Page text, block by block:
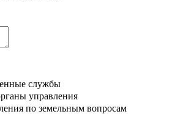
службы
управления
по земельным вопросам